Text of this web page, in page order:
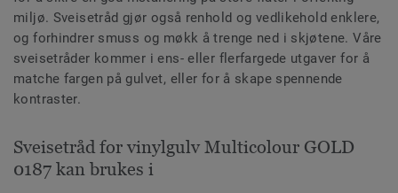
miljø. Sveisetråd gjør også renhold og vedlikehold enklere,
og forhindrer smuss og møkk å trenge ned i skjøtene. Våre
sveisetråder kommer i ens- eller flerfargede utgaver for å
matche fargen på gulvet, eller for å skape spennende
kontraster.
Sveisetråd for vinylgulv Multicolour GOLD
0187 kan brukes i